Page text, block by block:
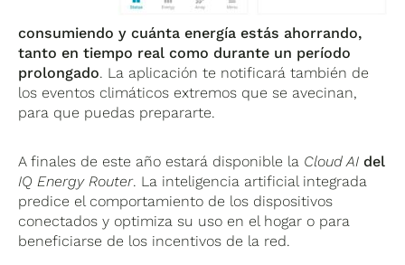
consumiendo y cuánta energía estás ahorrando,
tanto en tiempo real como durante un período
prolongado. La aplicación te notificará también de
los eventos climáticos extremos que se avecinan,
para que puedas prepararte.
A finales de este año estará disponible la Cloud AI del
IQ Energy Router. La inteligencia artificial integrada
predice el comportamiento de los dispositivos
conectados y optimiza su uso en el hogar o para
beneficiarse de los incentivos de la red.